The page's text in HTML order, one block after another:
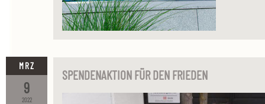
2022
9
MRZ
SPENDENAKTION FÜR DEN FRIEDEN